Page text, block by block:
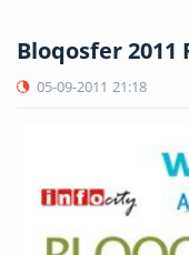
Bloqosfer
05-09-2011 21:18